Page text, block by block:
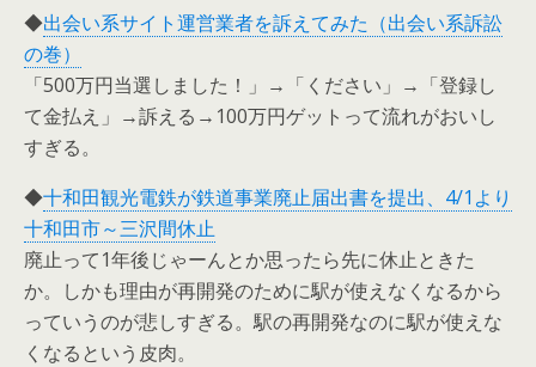
◆出会い系サイト運営業者を訴えてみた（出会い系訴訟
の巻）
「500万円当選しました！」→「ください」→「登録し
て金払え」→訴える→100万円ゲットって流れがおいし
すぎる。
◆十和田観光電鉄が鉄道事業廃止届出書を提出、4/1より
十和田市～三沢間休止
廃止って1年後じゃーんとか思ったら先に休止ときた
か。しかも理由が再開発のために駅が使えなくなるから
っていうのが悲しすぎる。駅の再開発なのに駅が使えな
くなるという皮肉。